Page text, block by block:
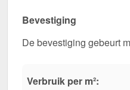
Bevestiging
De bevestiging gebeurt
Verbruik per m²: